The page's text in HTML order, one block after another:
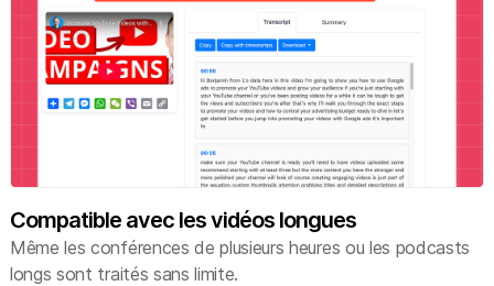
Compatible avec les vidéos longues
Même les conférences de plusieurs heures ou les podcasts
longs sont traités sans limite.